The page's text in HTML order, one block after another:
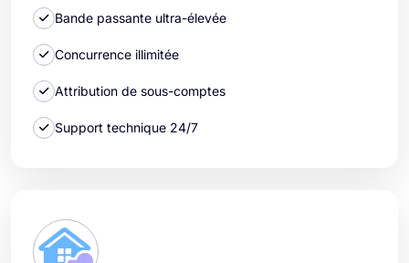
Bande passante ultra-élevée
Concurrence illimitée
Attribution de sous-comptes
Support technique 24/7